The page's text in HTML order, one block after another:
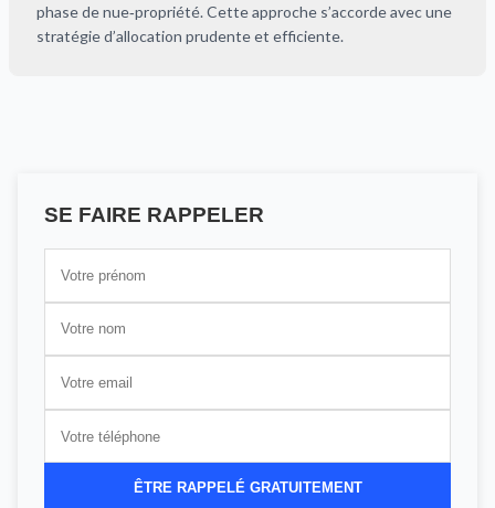
phase de nue‑propriété. Cette approche s’accorde avec une
stratégie d’allocation prudente et efficiente.
SE FAIRE RAPPELER
ÊTRE RAPPELÉ GRATUITEMENT